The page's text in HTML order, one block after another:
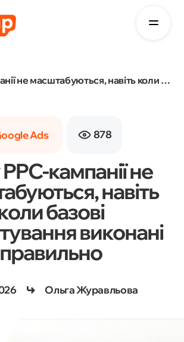
Чому PPC-кампанії не масштабуються, навіть коли базові налаштування виконані правильно
Ads 878
кампанії не
навіть
базові
виконані
правильно
Ольга Журавльова